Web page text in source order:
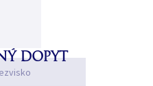
DOPYT